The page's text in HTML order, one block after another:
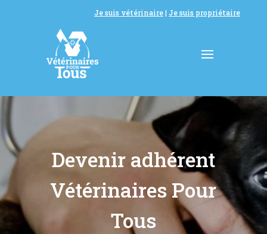
Je suis vétérinaire|Je suis propriétaire
Devenir adhérent
Vétérinaires Pour
Tous